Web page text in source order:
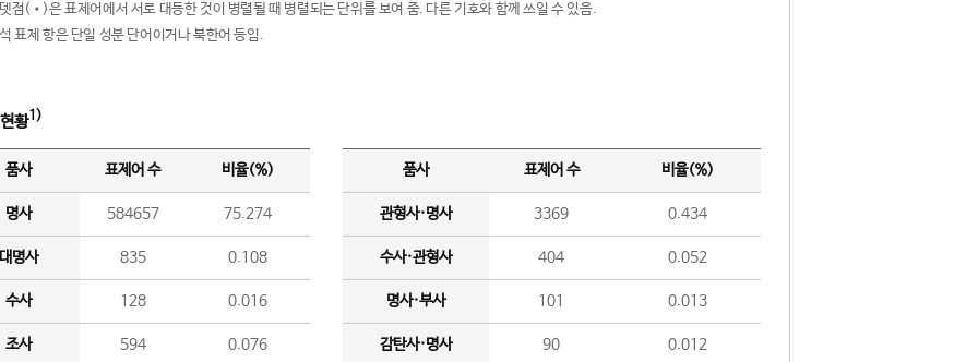
점(•)은 표제어에서 서로 대등한 것이 병렬될 때 병렬되는 단위를 보여 줌. 다른 기호와 함께 쓰일 수 있음.
표제 항은 단일 성분 단어이거나 북한어 등임.
황1)
품사 표제어 수 비율(%)
명사 584657 75.274
명사 835 0.108
수사 128 0.016
조사 594 0.076
품사 표제어 수 비율(%)
관형사·명사 3369 0.434
수사·관형사 404 0.052
명사·부사 101 0.013
감탄사·명사 90 0.012